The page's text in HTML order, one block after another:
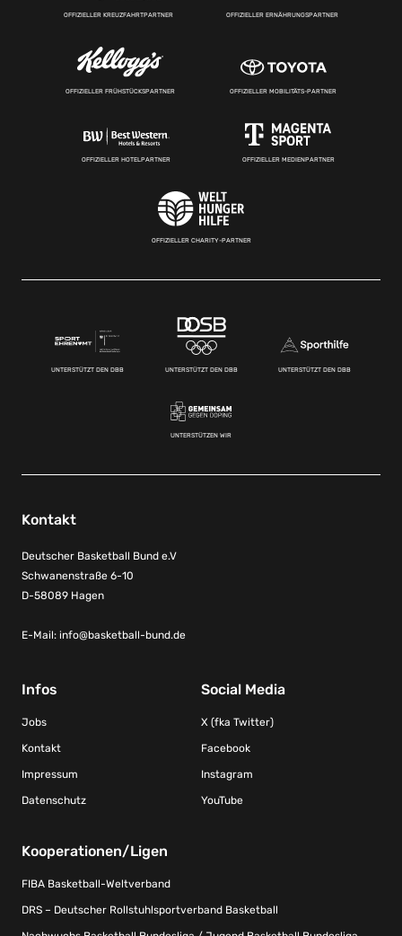
OFFIZIELLER KREUZFAHRTPARTNER OFFIZIELLER ERNÄHRUNGSPARTNER
OFFIZIELLER FRÜHSTÜCKSPARTNER OFFIZIELLER MOBILITÄTS-PARTNER
OFFIZIELLER HOTELPARTNER OFFIZIELLER MEDIENPARTNER
OFFIZIELLER CHARITY-PARTNER
UNTERSTÜTZT DEN DBB UNTERSTÜTZT DEN DBB UNTERSTÜTZT DEN DBB
UNTERSTÜTZEN WIR
Kontakt
Deutscher Basketball Bund e.V
Schwanenstraße 6-10
D-58089 Hagen
E-Mail: info@basketball-bund.de
Infos
Jobs
Kontakt
Impressum
Datenschutz
Social Media
X (fka Twitter)
Facebook
Instagram
YouTube
Kooperationen/Ligen
FIBA Basketball-Weltverband
DRS – Deutscher Rollstuhlsportverband Basketball